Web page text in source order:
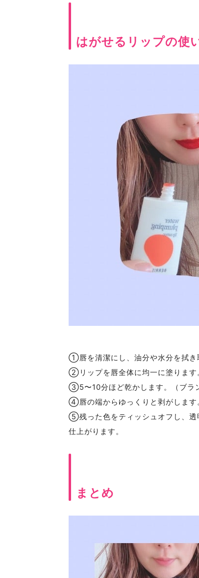
はがせるリップの使
①唇を清潔にし、油分や水分を拭き
②リップを唇全体に均一に塗ります
③5〜10分ほど乾かします。（ブラ
④唇の端からゆっくりと剥がします
⑤残った色をティッシュオフし、透
仕上がります。
まとめ